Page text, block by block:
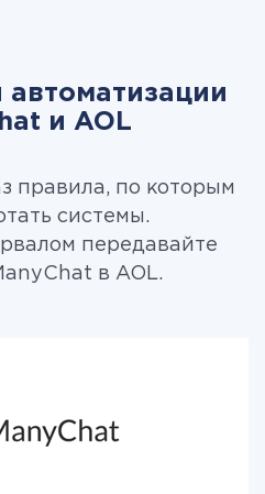
и AOL
правила, по которым
системы.
передавайте
в AOL.